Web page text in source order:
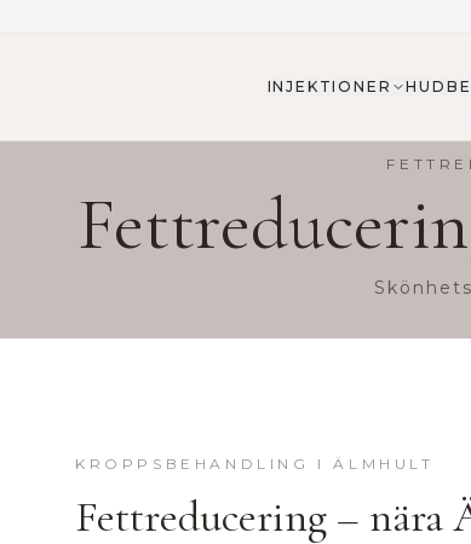
INJEKTIONER
KROPPSBEHANDLING IÄLMHULT
Fettreducering – nära